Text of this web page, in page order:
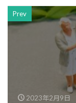
Prev
2023年2月9日